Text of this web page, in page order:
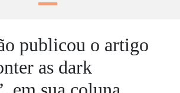
publicou o artigo
as dark